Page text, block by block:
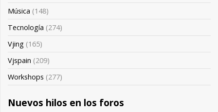
Música (148)
Tecnología (274)
Vjing (165)
Vjspain (209)
Workshops (277)
Nuevos hilos en los foros